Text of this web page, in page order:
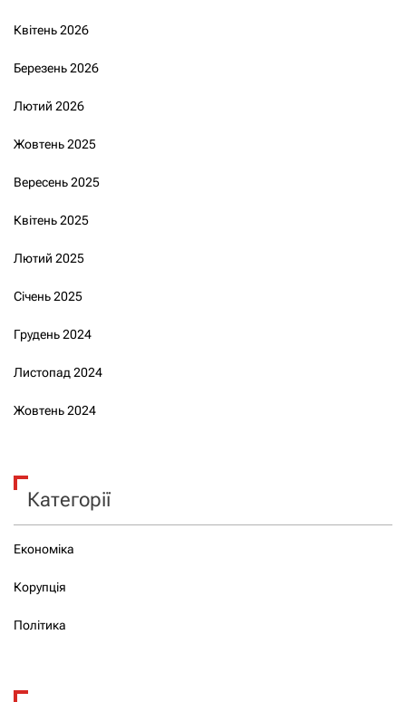
Квітень 2026
Березень 2026
Лютий 2026
Жовтень 2025
Вересень 2025
Квітень 2025
Лютий 2025
Січень 2025
Грудень 2024
Листопад 2024
Жовтень 2024
Категорії
Економіка
Корупція
Політика